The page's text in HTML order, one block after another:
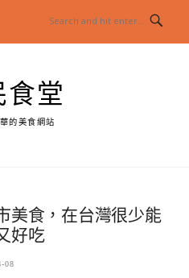
食堂
的美食網站
美食，在台灣很少能
好吃
08